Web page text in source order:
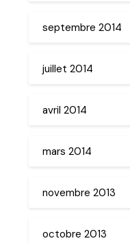
septembre 2014
juillet 2014
avril 2014
mars 2014
novembre 2013
octobre 2013